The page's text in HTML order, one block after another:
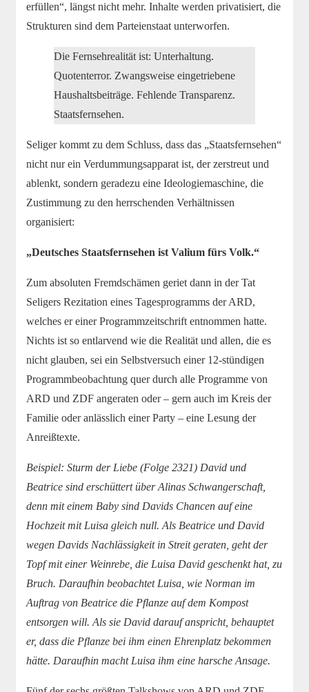
erfüllen“, längst nicht mehr. Inhalte werden privatisiert, die
Strukturen sind dem Parteienstaat unterworfen.
Die Fernsehrealität ist: Unterhaltung.
Quotenterror. Zwangsweise eingetriebene
Haushaltsbeiträge. Fehlende Transparenz.
Staatsfernsehen.
Seliger kommt zu dem Schluss, dass das „Staatsfernsehen“
nicht nur ein Verdummungsapparat ist, der zerstreut und
ablenkt, sondern geradezu eine Ideologiemaschine, die
Zustimmung zu den herrschenden Verhältnissen
organisiert:
„Deutsches Staatsfernsehen ist Valium fürs Volk.“
Zum absoluten Fremdschämen geriet dann in der Tat
Seligers Rezitation eines Tagesprogramms der ARD,
welches er einer Programmzeitschrift entnommen hatte.
Nichts ist so entlarvend wie die Realität und allen, die es
nicht glauben, sei ein Selbstversuch einer 12-stündigen
Programmbeobachtung quer durch alle Programme von
ARD und ZDF angeraten oder – gern auch im Kreis der
Familie oder anlässlich einer Party – eine Lesung der
Anreißtexte.
Beispiel: Sturm der Liebe (Folge 2321) David und
Beatrice sind erschüttert über Alinas Schwangerschaft,
denn mit einem Baby sind Davids Chancen auf eine
Hochzeit mit Luisa gleich null. Als Beatrice und David
wegen Davids Nachlässigkeit in Streit geraten, geht der
Topf mit einer Weinrebe, die Luisa David geschenkt hat, zu
Bruch. Daraufhin beobachtet Luisa, wie Norman im
Auftrag von Beatrice die Pflanze auf dem Kompost
entsorgen will. Als sie David darauf anspricht, behauptet
er, dass die Pflanze bei ihm einen Ehrenplatz bekommen
hätte. Daraufhin macht Luisa ihm eine harsche Ansage.